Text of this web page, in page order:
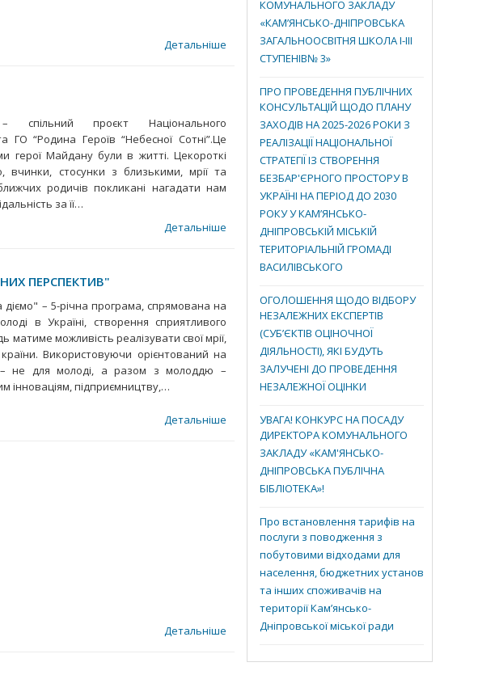
Детальніше
– спільний проєкт Національного
ГО “Родина Героїв “Небесної Сотні”.Це
герої Майдану були в житті. Цекороткі
вчинки, стосунки з близькими, мрії та
родичів покликані нагадати нам
за її…
Детальніше
ПЕРСПЕКТИВ"
– 5-річна програма, спрямована на
в Україні, створення сприятливого
можливість реалізувати свої мрії,
Використовуючи орієнтований на
– не для молоді, а разом з молоддю –
інноваціям, підприємництву,…
Детальніше
Детальніше
КОМУНАЛЬНОГО ЗАКЛАДУ
«КАМ’ЯНСЬКО-ДНІПРОВСЬКА
ЗАГАЛЬНООСВІТНЯ ШКОЛА І-ІІІ
СТУПЕНІВ№ 3»
ПРО ПРОВЕДЕННЯ ПУБЛІЧНИХ
КОНСУЛЬТАЦІЙ ЩОДО ПЛАНУ
ЗАХОДІВ НА 2025-2026 РОКИ З
РЕАЛІЗАЦІЇ НАЦІОНАЛЬНОЇ
СТРАТЕГІЇ ІЗ СТВОРЕННЯ
БЕЗБАР'ЄРНОГО ПРОСТОРУ В
УКРАЇНІ НА ПЕРІОД ДО 2030
РОКУ У КАМ’ЯНСЬКО-
ДНІПРОВСЬКІЙ МІСЬКІЙ
ТЕРИТОРІАЛЬНІЙ ГРОМАДІ
ВАСИЛІВСЬКОГО
ОГОЛОШЕННЯ ЩОДО ВІДБОРУ
НЕЗАЛЕЖНИХ ЕКСПЕРТІВ
(СУБ’ЄКТІВ ОЦІНОЧНОЇ
ДІЯЛЬНОСТІ), ЯКІ БУДУТЬ
ЗАЛУЧЕНІ ДО ПРОВЕДЕННЯ
НЕЗАЛЕЖНОЇ ОЦІНКИ
УВАГА! КОНКУРС НА ПОСАДУ
ДИРЕКТОРА КОМУНАЛЬНОГО
ЗАКЛАДУ «КАМ'ЯНСЬКО-
ДНІПРОВСЬКА ПУБЛІЧНА
БІБЛІОТЕКА»!
Про встановлення тарифів на
послуги з поводження з
побутовими відходами для
населення, бюджетних установ
та інших споживачів на
території Кам’янсько-
Дніпровської міської ради